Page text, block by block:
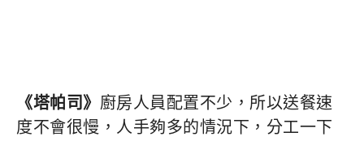
《塔帕司》 廚房人員配置不少，所以送餐速
度不會很慢，人手夠多的情況下，分工一下